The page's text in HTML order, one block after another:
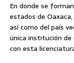
En donde se
estados de
así como del país
única institución de
con esta